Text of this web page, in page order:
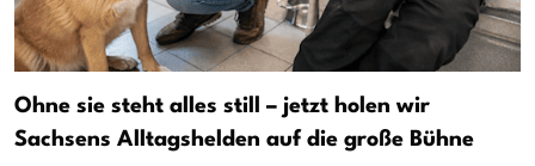
Ohne sie steht alles still – jetzt holen wir
Sachsens Alltagshelden auf die große Bühne